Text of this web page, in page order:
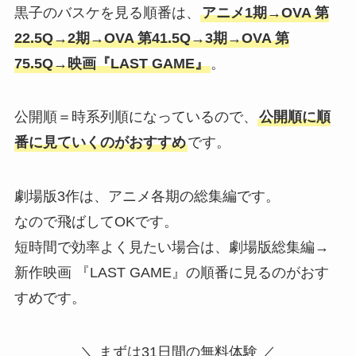
黒子のバスケを見る順番は、 アニメ1期→OVA 第
22.5Q→2期→OVA 第41.5Q→3期→OVA 第
75.5Q→映画『LAST GAME』。
公開順＝時系列順になっているので、 公開順に順
番に見ていくのがおすすめです。
劇場版3作は、アニメ各期の総集編です。
なので飛ばしてOKです。
短時間で効率よく見たい場合は、劇場版総集編→
新作映画 『LAST GAME』の順番に見るのがおす
すめです。
＼ まずは31日間の無料体験 ／